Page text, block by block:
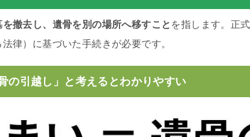
を撤去し、遺骨を別の場所へ移すこと を指します。正
律）に基づいた手続きが必要です。
の引越し」と考えるとわかりやすい